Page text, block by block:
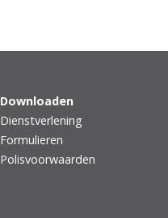
Downloaden
Dienstverlening
Formulieren
Polisvoorwaarden